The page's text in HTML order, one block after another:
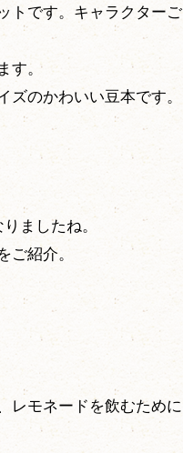
トです。キャラクターご
す。
のかわいい豆本です。
ましたね。
紹介。
レモネードを飲むために